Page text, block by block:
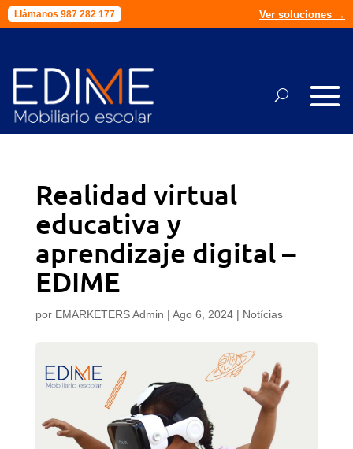
Llámanos 987 282 177 Ver soluciones →
Realidad virtual
educativa y
aprendizaje digital –
EDIME
por EMARKETERS Admin | Ago 6, 2024| Notícias